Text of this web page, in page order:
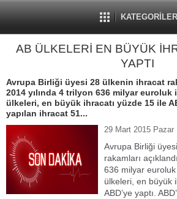
KATEGORİLER
AB ÜLKELERİ EN BÜYÜK
YAPTI
Avrupa Birliği üyesi 28 ülkenin ihracat
2014 yılında 4 trilyon 636 milyar euroluk
ülkeleri, en büyük ihracatı yüzde 15 ile
yapılan ihracat 51...
29 Mart 2015 Pazar
Avrupa Birliği
rakamları
636 milyar
ülkeleri, en büyük
ABD’ye yaptı.